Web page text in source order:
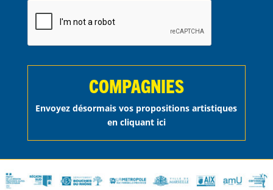
COMPAGNIES
Envoyez désormais vos propositions artistiques
en cliquant ici